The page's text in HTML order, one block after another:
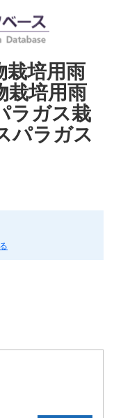
栽培用雨
栽培用雨
ラガス栽
パラガス